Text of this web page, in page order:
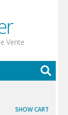
Vente
SHOW CART